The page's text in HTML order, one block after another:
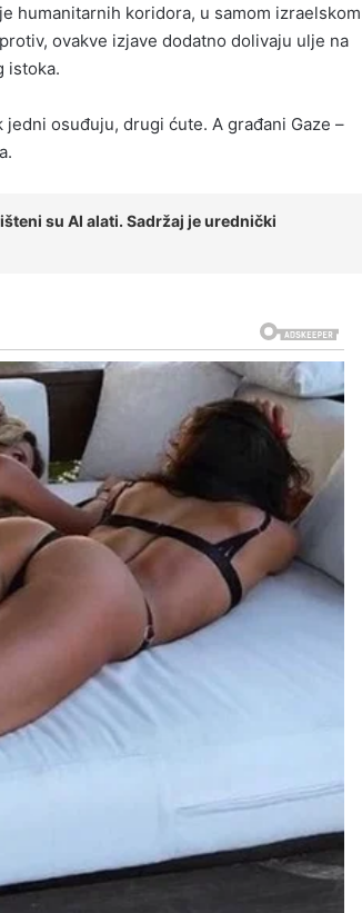
humanitarnih koridora, u samom izraelskom
ovakve izjave dodatno dolivaju ulje na
istoka.
osuđuju, drugi ćute. A građani Gaze –
su AI alati. Sadržaj je urednički